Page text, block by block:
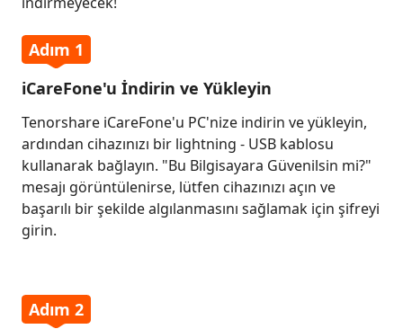
Adım 1
iCareFone'u İndirin ve Yükleyin
Tenorshare iCareFone'u PC'nize indirin ve yükleyin,
ardından cihazınızı bir lightning - USB kablosu
kullanarak bağlayın. "Bu Bilgisayara Güvenilsin mi?"
mesajı görüntülenirse, lütfen cihazınızı açın ve
başarılı bir şekilde algılanmasını sağlamak için şifreyi
girin.
Adım 2